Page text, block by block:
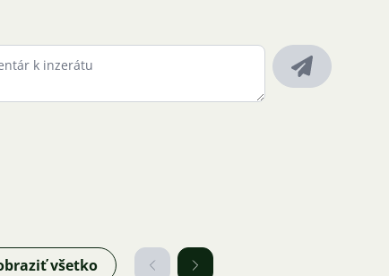
všetko